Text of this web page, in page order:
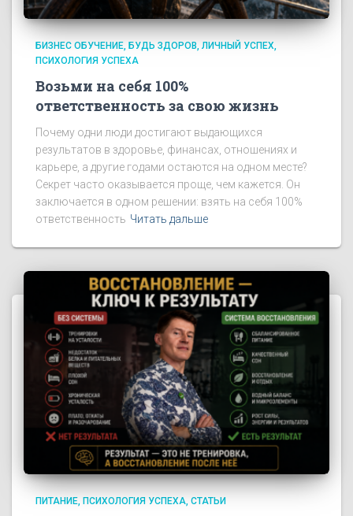
БИЗНЕС ОБУЧЕНИЕ БУДЬ ЗДОРОВ ЛИЧНЫЙ УСПЕХ
ПСИХОЛОГИЯ УСПЕХА
Возьми на себя 100%
ответственность за свою жизнь
Почему одни люди достигают выдающихся
результатов в здоровье, финансах, отношениях и
карьере, а другие годами остаются на одном месте?
Секрет часто оказывается проще, чем кажется. Он
заключается в одном решении: взять на себя 100%
ответственность Читать дальше
ПИТАНИЕ ПСИХОЛОГИЯ УСПЕХА СТАТЬИ